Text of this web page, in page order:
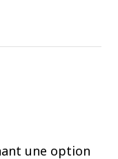
une option